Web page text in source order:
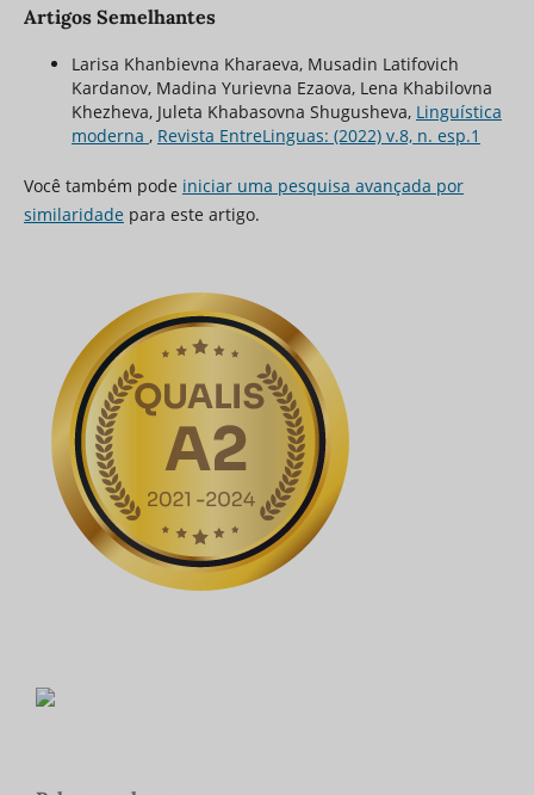
Artigos Semelhantes
Larisa Khanbievna Kharaeva, Musadin Latifovich
Kardanov, Madina Yurievna Ezaova, Lena Khabilovna
Khezheva, Juleta Khabasovna Shugusheva, Linguística
moderna , Revista EntreLinguas: (2022) v.8, n. esp.1
Você também pode iniciar uma pesquisa avançada por
similaridade para este artigo.